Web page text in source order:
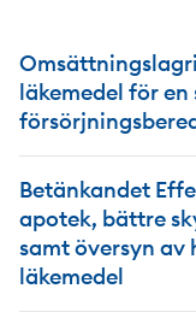
läkemedel för
Betänkandet
apotek, bättre
samt översyn av
läkemedel